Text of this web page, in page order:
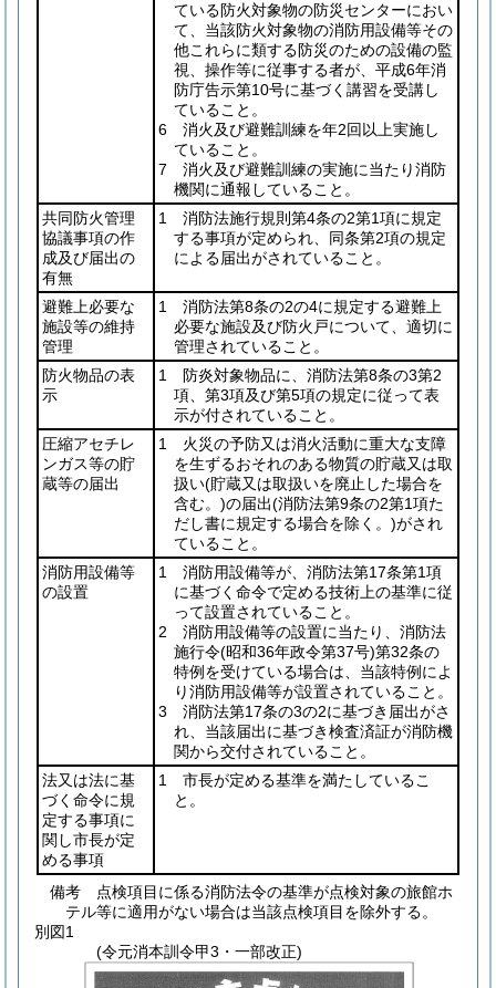
ている防火対象物の防災センターにおい
て、当該防火対象物の消防用設備等その
他これらに類する防災のための設備の監
視、操作等に従事する者が、平成6年消
防庁告示第10号に基づく講習を受講し
ていること。
6 消火及び避難訓練を年2回以上実施し
ていること。
7 消火及び避難訓練の実施に当たり消防
機関に通報していること。
共同防火管理
協議事項の作
成及び届出の
有無
1 消防法施行規則第4条の2第1項に規定
する事項が定められ、同条第2項の規定
による届出がされていること。
避難上必要な
施設等の維持
管理
1 消防法第8条の2の4に規定する避難上
必要な施設及び防火戸について、適切に
管理されていること。
防火物品の表
示
1 防炎対象物品に、消防法第8条の3第2
項、第3項及び第5項の規定に従って表
示が付されていること。
圧縮アセチレ
ンガス等の貯
蔵等の届出
1 火災の予防又は消火活動に重大な支障
を生ずるおそれのある物質の貯蔵又は取
扱い(貯蔵又は取扱いを廃止した場合を
含む。)の届出(消防法第9条の2第1項た
だし書に規定する場合を除く。)がされ
ていること。
消防用設備等
の設置
1 消防用設備等が、消防法第17条第1項
に基づく命令で定める技術上の基準に従
って設置されていること。
2 消防用設備等の設置に当たり、消防法
施行令(昭和36年政令第37号)第32条の
特例を受けている場合は、当該特例によ
り消防用設備等が設置されていること。
3 消防法第17条の3の2に基づき届出がさ
れ、当該届出に基づき検査済証が消防機
関から交付されていること。
法又は法に基
づく命令に規
定する事項に
関し市長が定
める事項
1 市長が定める基準を満たしているこ
と。
備考 点検項目に係る消防法令の基準が点検対象の旅館ホ
テル等に適用がない場合は当該点検項目を除外する。
別図1
(令元消本訓令甲3・一部改正)